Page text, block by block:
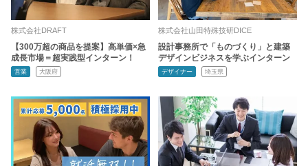
株式会社DRAFT
【300万超の商品を提案】高単価×急
成長市場＝超実践型インターン！
営業 大阪府
株式会社山田特殊技研DICE
設計事務所で「ものづくり」と建築
デザインビジネスを学ぶインターン
デザイナー 埼玉県